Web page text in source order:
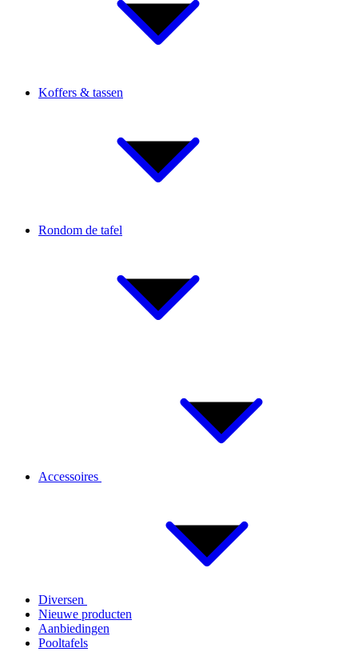
Koffers & tassen
Rondom de tafel
Accessoires
Diversen
Nieuwe producten
Aanbiedingen
Pooltafels